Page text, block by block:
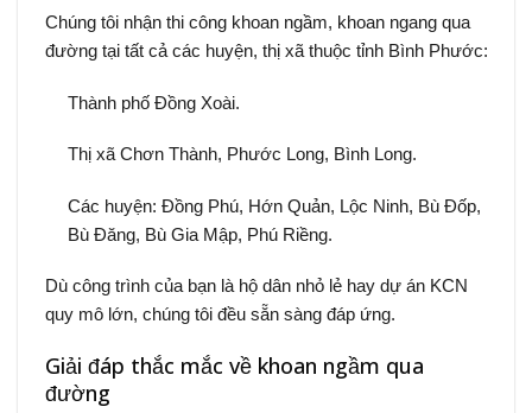
Chúng tôi nhận thi công khoan ngầm, khoan ngang qua
đường tại tất cả các huyện, thị xã thuộc tỉnh Bình Phước:
Thành phố Đồng Xoài.
Thị xã Chơn Thành, Phước Long, Bình Long.
Các huyện: Đồng Phú, Hớn Quản, Lộc Ninh, Bù Đốp,
Bù Đăng, Bù Gia Mập, Phú Riềng.
Dù công trình của bạn là hộ dân nhỏ lẻ hay dự án KCN
quy mô lớn, chúng tôi đều sẵn sàng đáp ứng.
Giải đáp thắc mắc về khoan ngầm qua
đường